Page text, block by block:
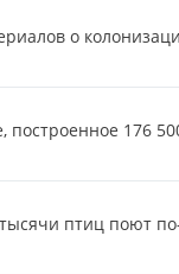
о
176
птиц поют